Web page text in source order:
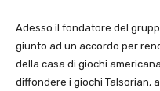
Adesso il fondatore del
giunto ad un accordo per
della casa di giochi
diffondere i giochi Talsorian,